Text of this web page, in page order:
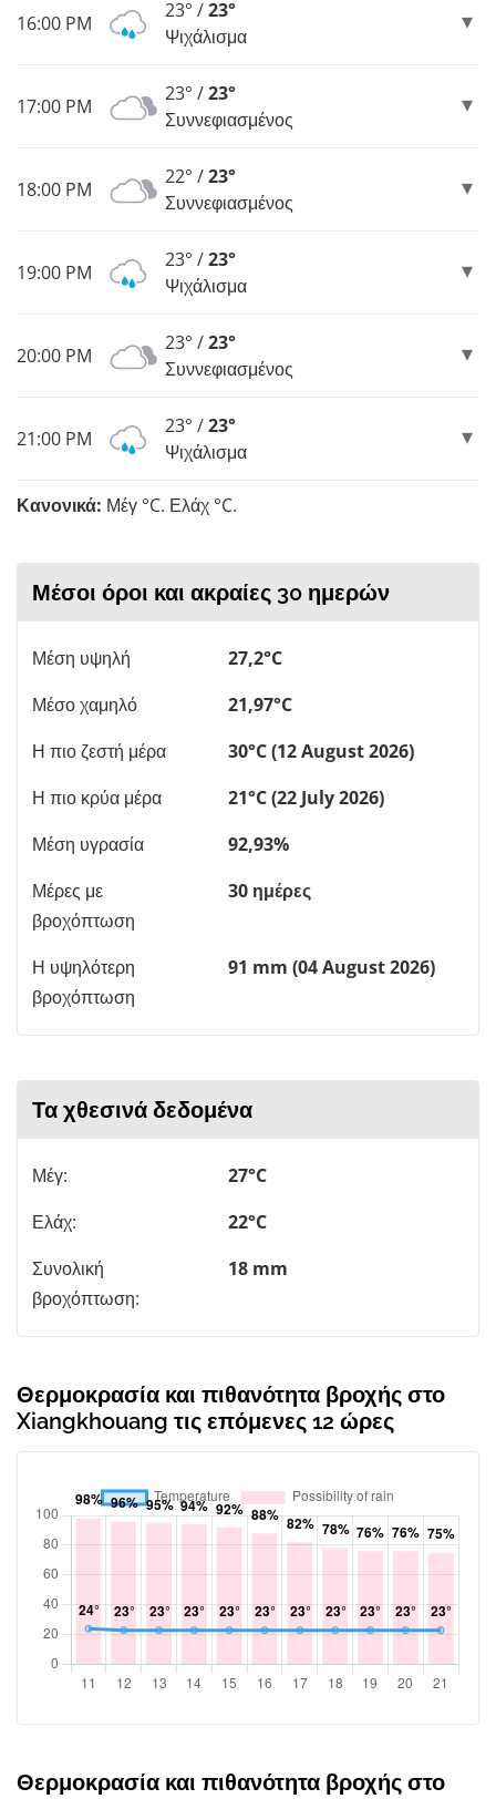
16:00 PM
23° /23°
Ψιχάλισμα
17:00 PM
23° /23°
Συννεφιασμένος
18:00 PM
22° /23°
Συννεφιασμένος
19:00 PM
23° /23°
Ψιχάλισμα
20:00 PM
23° /23°
Συννεφιασμένος
21:00 PM
23° /23°
Ψιχάλισμα
Κανονικά: Μέγ °C. Ελάχ °C.
Μέσοι όροι και ακραίες 30 ημερών
Μέση υψηλή
27,2°C
Μέσο χαμηλό
21,97°C
Η πιο ζεστή μέρα
30°C (12 August 2026)
Η πιο κρύα μέρα
21°C (22 July 2026)
Μέση υγρασία
92,93%
Μέρες με
βροχόπτωση
30 ημέρες
Η υψηλότερη
βροχόπτωση
91 mm (04 August 2026)
Τα χθεσινά δεδομένα
Μέγ:
27°C
Ελάχ:
22°C
Συνολική
βροχόπτωση:
18 mm
Θερμοκρασία και πιθανότητα βροχής στο
Xiangkhouang τις επόμενες 12 ώρες
Θερμοκρασία και πιθανότητα βροχής στο